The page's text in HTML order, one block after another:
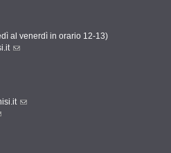
al venerdì in orario 12-13)